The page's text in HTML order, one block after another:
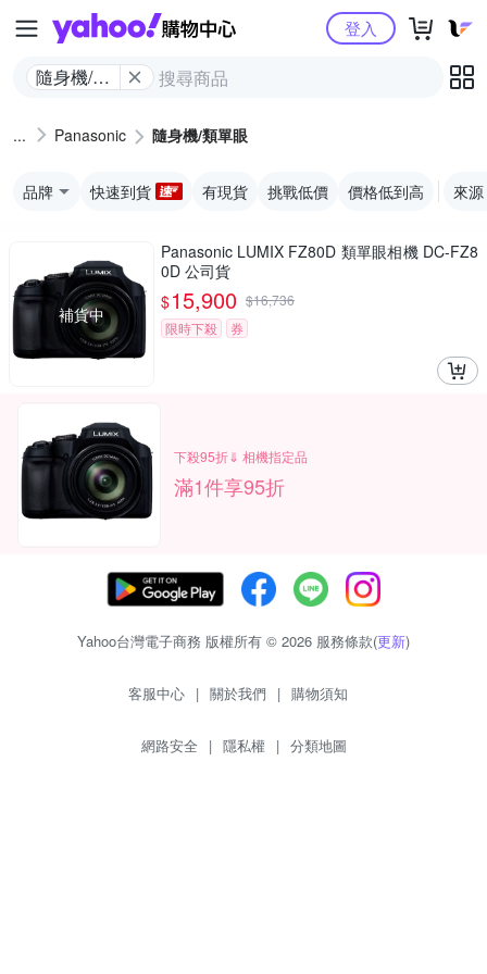
Yahoo購物中心
隨身機/類
登入
Panasonic 隨身機/類單眼
品牌 快速到貨 有現貨 挑戰低價 價格低到高 來源
補貨中
Panasonic LUMIX FZ80D 類單眼相機 DC-FZ8
0D 公司貨
$15,900 $16,736
限時下殺
券
下殺95折⇓ 相機指定品
滿1件享95折
Yahoo台灣電子商務 版權所有 © 2026 服務條款(更新)
客服中心 | 關於我們 | 購物須知
網路安全 | 隱私權 | 分類地圖